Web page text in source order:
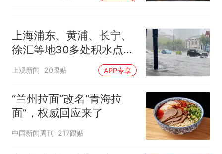
上海浦东、黄浦、长宁、
徐汇等地30多处积水点正
在抢排
上观新闻 20跟贴 APP专享
“兰州拉面”改名“青海拉
面”，权威回应来了
中国新闻周刊 217跟贴